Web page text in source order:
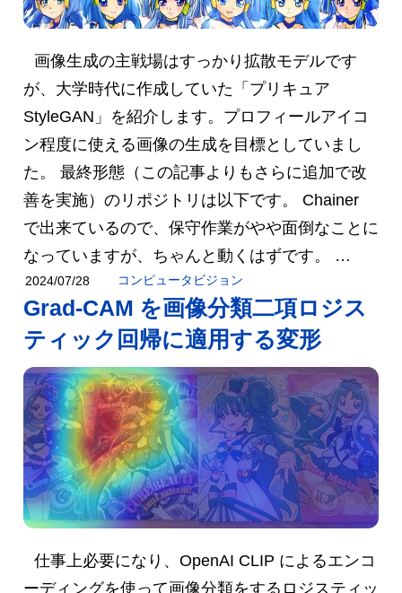
画像生成の主戦場はすっかり拡散モデルです
が、大学時代に作成していた「プリキュア
StyleGAN」を紹介します。プロフィールアイコ
ン程度に使える画像の生成を目標としていまし
た。 最終形態（この記事よりもさらに追加で改
善を実施）のリポジトリは以下です。 Chainer
で出来ているので、保守作業がやや面倒なことに
なっていますが、ちゃんと動くはずです。 …
2024/07/28 コンピュータビジョン
Grad-CAM を画像分類二項ロジス
ティック回帰に適用する変形
仕事上必要になり、OpenAI CLIP によるエンコ
ーディングを使って画像分類をするロジスティッ